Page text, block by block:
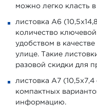
можно легко класть
листовка А6
количество
удобством в
улице. Такие
разовой скидки для
листовка А7
компактных
информацию.